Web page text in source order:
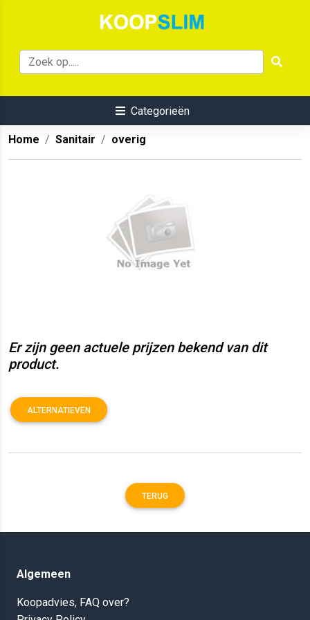
Categorieën
Home Sanitair overig
Er zijn geen actuele prijzen bekend van dit
product.
ALTERNATIEVEN
TERUG
Algemeen
Koopadvies, FAQ over?